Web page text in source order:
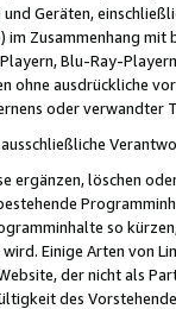
Geräten,
im Zusammenhang
Blu-Ray-
ohne ausdrückliche
oder
ergänzen, löschen
so
Einige Arten von
der nicht als
des